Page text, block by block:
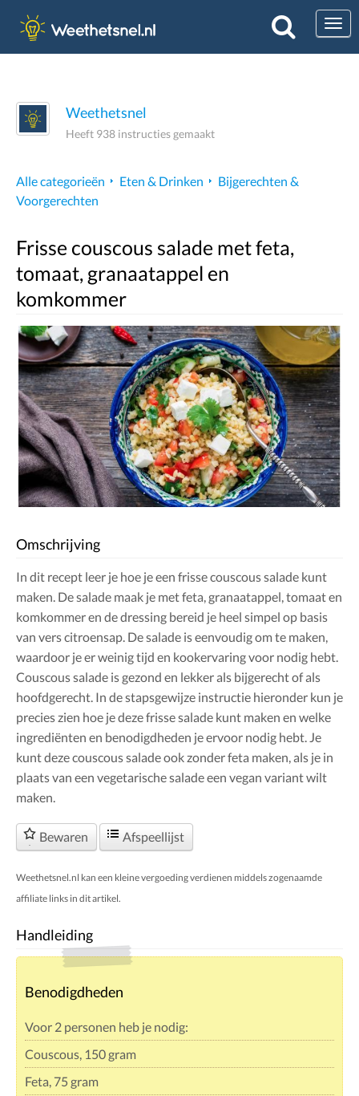
Weethetsnel
Heeft 938 instructies gemaakt
Alle categorieën Eten & Drinken
Bijgerechten &
Voorgerechten
Frisse couscous salade met feta,
tomaat, granaatappel en
komkommer
Omschrijving
In dit recept leer je hoe je een frisse couscous salade kunt
maken. De salade maak je met feta, granaatappel, tomaat en
komkommer en de dressing bereid je heel simpel op basis
van vers citroensap. De salade is eenvoudig om te maken,
waardoor je er weinig tijd en kookervaring voor nodig hebt.
Couscous salade is gezond en lekker als bijgerecht of als
hoofdgerecht. In de stapsgewijze instructie hieronder kun je
precies zien hoe je deze frisse salade kunt maken en welke
ingrediënten en benodigdheden je ervoor nodig hebt. Je
kunt deze couscous salade ook zonder feta maken, als je in
plaats van een vegetarische salade een vegan variant wilt
maken.
Bewaren Afspeellijst
Weethetsnel.nl kan een kleine vergoeding verdienen middels zogenaamde
affiliate links in dit artikel.
Handleiding
Benodigdheden
Voor 2 personen heb je nodig:
Couscous, 150 gram
Feta, 75 gram